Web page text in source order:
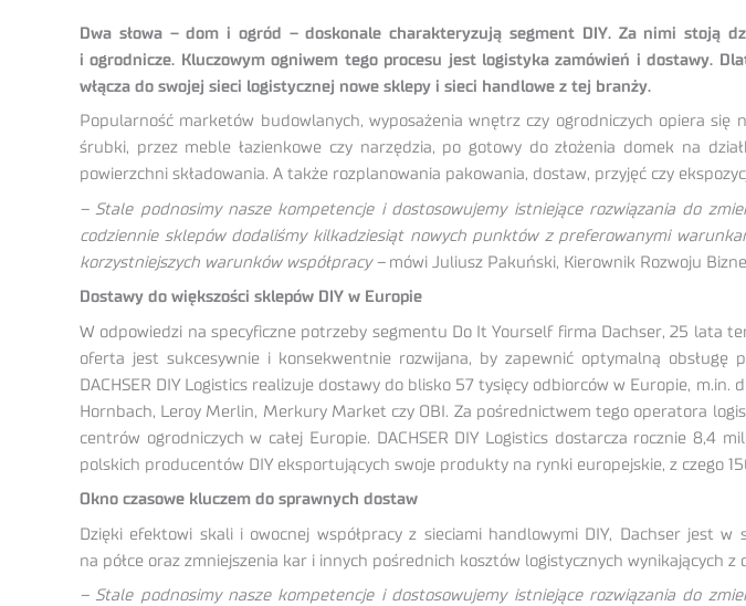
Dwa słowa – dom i ogród – doskonale charakteryzują segment DIY. Za nimi stoją
i ogrodnicze. Kluczowym ogniwem tego procesu jest logistyka zamówień i dostawy.
włącza do swojej sieci logistycznej nowe sklepy i sieci handlowe z tej branży.
Popularność marketów budowlanych, wyposażenia wnętrz czy ogrodniczych opiera
śrubki, przez meble łazienkowe czy narzędzia, po gotowy do złożenia domek na
powierzchni składowania. A także rozplanowania pakowania, dostaw, przyjęć czy
– Stale podnosimy nasze kompetencje i dostosowujemy istniejące rozwiązania do
codziennie sklepów dodaliśmy kilkadziesiąt nowych punktów z preferowanymi
korzystniejszych warunków współpracy –mówi Juliusz Pakuński, Kierownik Rozwoju
Dostawy do większości sklepów DIY w Europie
W odpowiedzi na specyficzne potrzeby segmentu Do It Yourself firma Dachser, 25 lata
oferta jest sukcesywnie i konsekwentnie rozwijana, by zapewnić optymalną obsługę
DACHSER DIY Logistics realizuje dostawy do blisko 57 tysięcy odbiorców w Europie,
Hornbach, Leroy Merlin, Merkury Market czy OBI. Za pośrednictwem tego operatora
centrów ogrodniczych w całej Europie. DACHSER DIY Logistics dostarcza rocznie 8,4
polskich producentów DIY eksportujących swoje produkty na rynki europejskie, z czego
Okno czasowe kluczem do sprawnych dostaw
Dzięki efektowi skali i owocnej współpracy z sieciami handlowymi DIY, Dachser jest
na półce oraz zmniejszenia kar i innych pośrednich kosztów logistycznych wynikających z
– Stale podnosimy nasze kompetencje i dostosowujemy istniejące rozwiązania do